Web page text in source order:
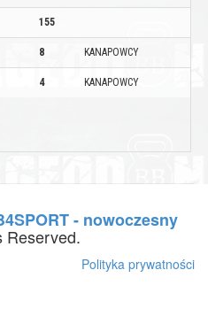
155
8 KANAPOWCY
4 KANAPOWCY
- nowoczesny
Reserved.
Polityka prywatności